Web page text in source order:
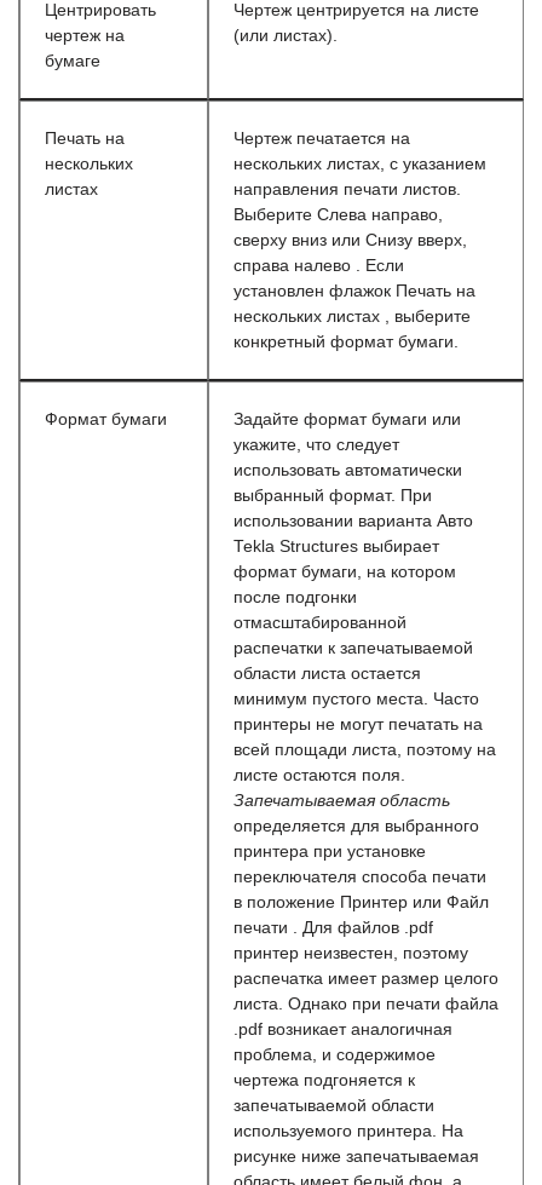
Центрировать
чертеж на
бумаге
Чертеж центрируется на листе
(или листах).
Печать на
нескольких
листах
Чертеж печатается на
нескольких листах, с указанием
направления печати листов.
Выберите Слева направо,
сверху вниз или Снизу вверх,
справа налево . Если
установлен флажок Печать на
нескольких листах , выберите
конкретный формат бумаги.
Формат бумаги
Задайте формат бумаги или
укажите, что следует
использовать автоматически
выбранный формат. При
использовании варианта Авто
Tekla Structures выбирает
формат бумаги, на котором
после подгонки
отмасштабированной
распечатки к запечатываемой
области листа остается
минимум пустого места. Часто
принтеры не могут печатать на
всей площади листа, поэтому на
листе остаются поля.
Запечатываемая область
определяется для выбранного
принтера при установке
переключателя способа печати
в положение Принтер или Файл
печати . Для файлов .pdf
принтер неизвестен, поэтому
распечатка имеет размер целого
листа. Однако при печати файла
.pdf возникает аналогичная
проблема, и содержимое
чертежа подгоняется к
запечатываемой области
используемого принтера. На
рисунке ниже запечатываемая